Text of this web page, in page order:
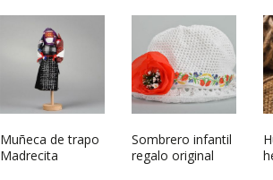
Muñeca de trapo
Madrecita
Sombrero infantil
regalo original
Colgante de
cerámica Svétoch
Plato de barro
Gromovyk